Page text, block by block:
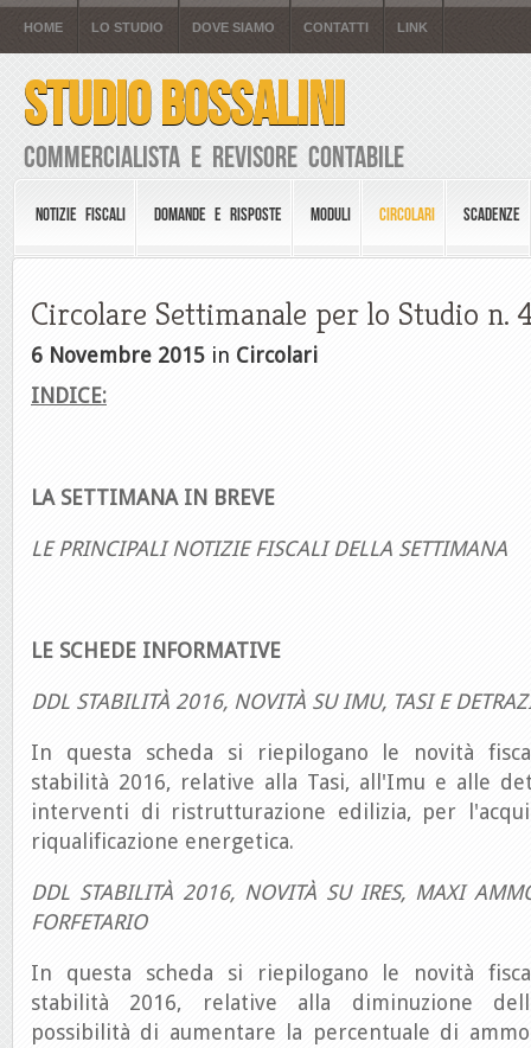
HOME LO STUDIO DOVE SIAMO CONTATTI LINK
STUDIO BOSSALINI
Commercialista e Revisore Contabile
NOTIZIE FISCALI DOMANDE E RISPOSTE MODULI CIRCOLARI SCADENZE
Circolare Settimanale per lo Studio n.
6 Novembre 2015 in Circolari
INDICE:
LA SETTIMANA IN BREVE
LE PRINCIPALI NOTIZIE FISCALI DELLA SETTIMANA
LE SCHEDE INFORMATIVE
DDL STABILITÀ 2016, NOVITÀ SU IMU, TASI E
In questa scheda si riepilogano le novità
stabilità 2016, relative alla Tasi, all'Imu e alle
interventi di ristrutturazione edilizia, per
riqualificazione energetica.
DDL STABILITÀ 2016, NOVITÀ SU IRES, MAXI
FORFETARIO
In questa scheda si riepilogano le novità
stabilità 2016, relative alla diminuzione
possibilità di aumentare la percentuale di